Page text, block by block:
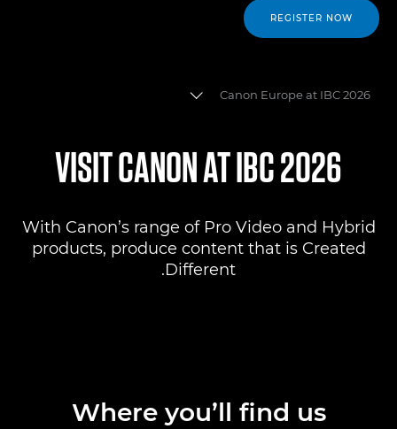
REGISTER NOW
Canon Europe at IBC 2026
Products
Pro AV Solutions
VISIT CANON AT IBC 2026
With Canon’s range of Pro Video and Hybrid
products, produce content that is Created
Different.
Where you’ll find us